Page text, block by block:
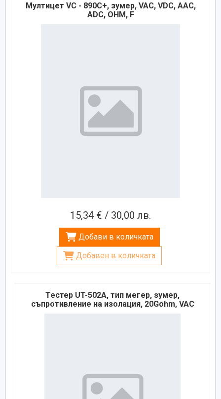
Мултицет VC - 890C+, зумер, VAC, VDC, AAC,
ADC, OHM, F
15,34 € / 30,00 лв.
Добави в количката
Добавен в количката
Тестер UT-502A, тип мегер, зумер,
съпротивление на изолация, 20Gohm, VAC